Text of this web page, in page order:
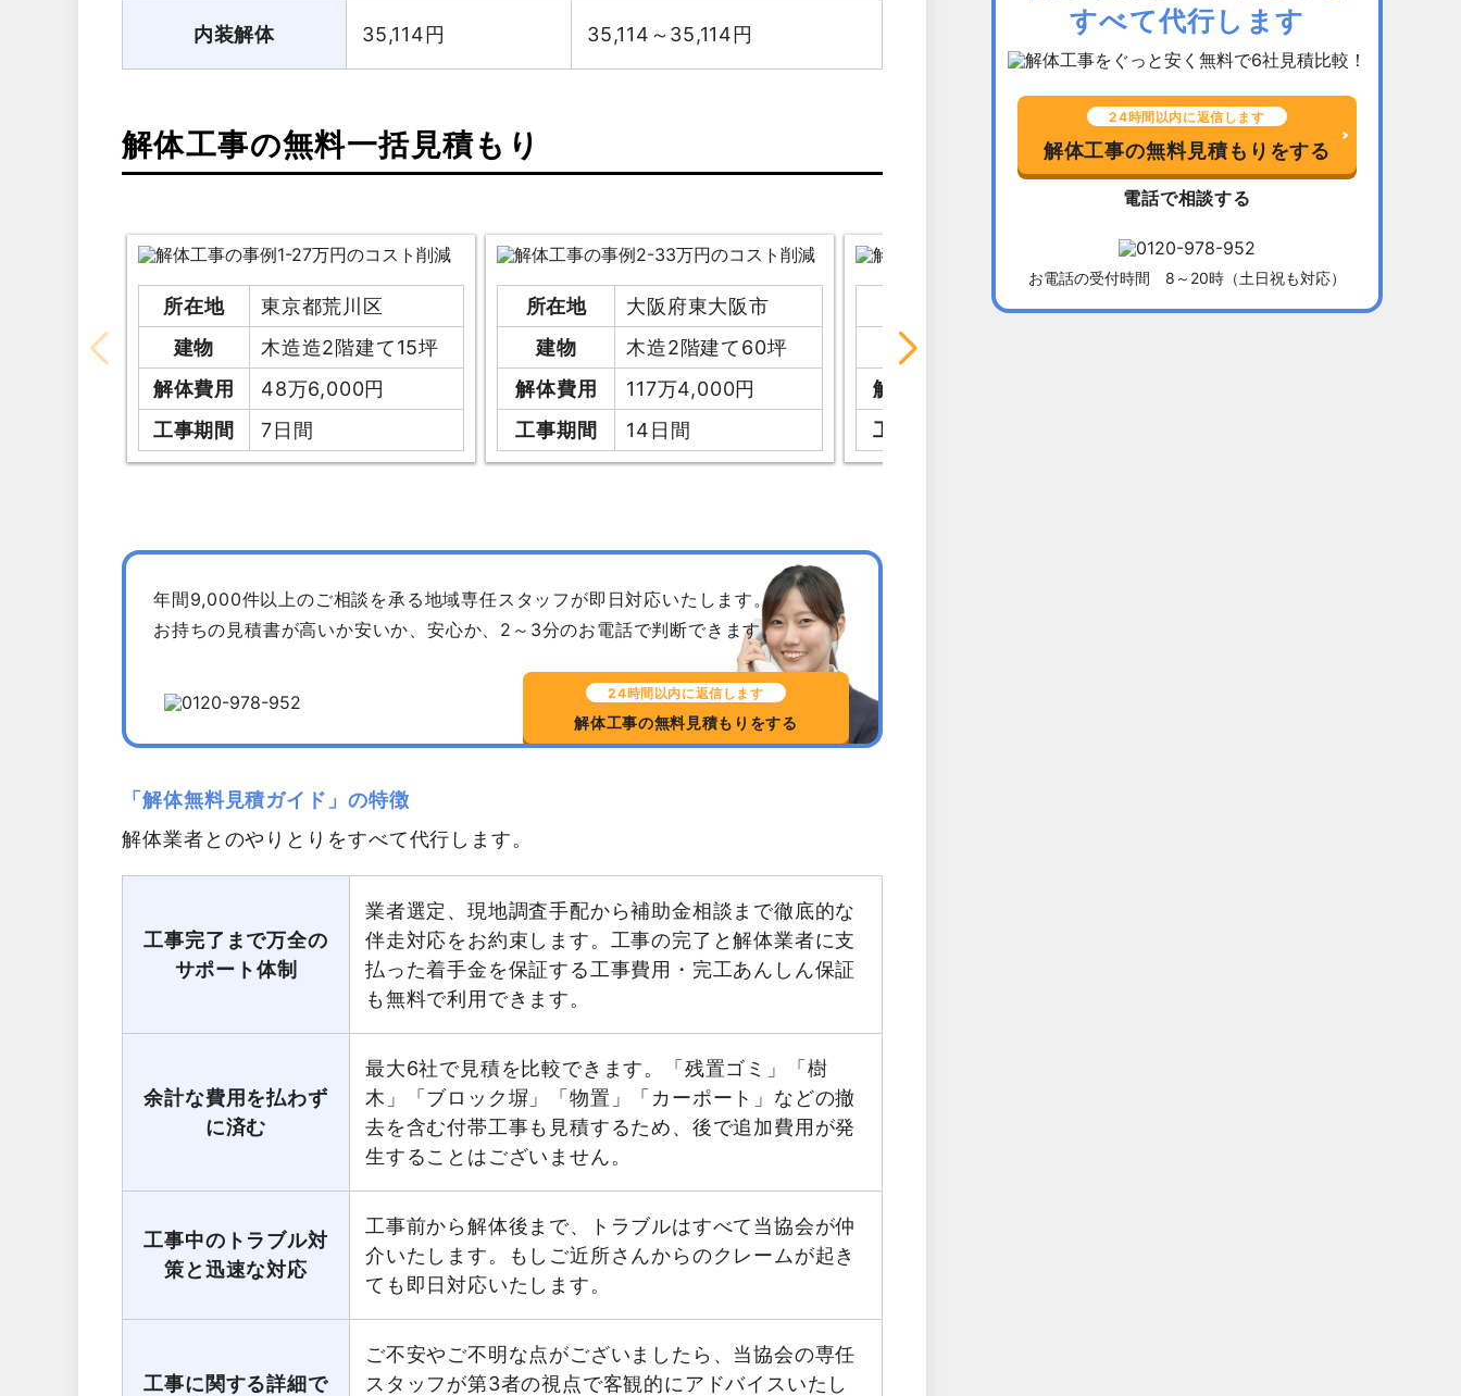
内装解体 35,114円 35,114～35,114円
解体工事の無料一括見積もり
所在地
東京都荒川区
建物
木造造2階建て15坪
解体費用
48万6,000円
工事期間
7日間
所在地
大阪府東大阪市
建物
木造2階建て60坪
解体費用
117万4,000円
工事期間
14日間
千葉県習志野市
建物
解体費用
工事期間
所在地
福岡県北九
年間9,000件以上のご相談を承る地域専任スタッフが即日対応いたします。
お持ちの見積書が高いか安いか、安心か、2～3分のお電話で判断できます。
24時間以内に返信します
解体工事の無料見積もりをする
「解体無料見積ガイド」の特徴
解体業者とのやりとりをすべて代行します。
工事完了まで万全の
サポート体制
業者選定、現地調査手配から補助金相談まで徹底的な
伴走対応をお約束します。工事の完了と解体業者に支
払った着手金を保証する工事費用・完工あんしん保証
も無料で利用できます。
余計な費用を払わず
に済む
最大6社で見積を比較できます。「残置ゴミ」「樹
木」「ブロック塀」「物置」「カーポート」などの撤
去を含む付帯工事も見積するため、後で追加費用が発
生することはございません。
工事中のトラブル対
策と迅速な対応
工事前から解体後まで、トラブルはすべて当協会が仲
介いたします。もしご近所さんからのクレームが起き
ても即日対応いたします。
工事に関する詳細で
ご不安やご不明な点がございましたら、当協会の専任
スタッフが第3者の視点で客観的にアドバイスいたし
すべて代行します
24時間以内に返信します
解体工事の無料見積もりをする
電話で相談する
お電話の受付時間 8～20時（土日祝も対応）